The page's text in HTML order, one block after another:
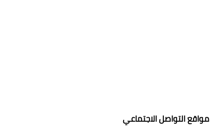
مواقع التواصل الاجتماعي